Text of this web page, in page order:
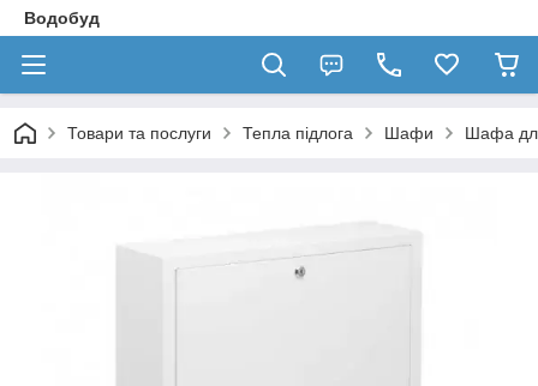
Водобуд
Товари та послуги Тепла підлога Шафи Шафа